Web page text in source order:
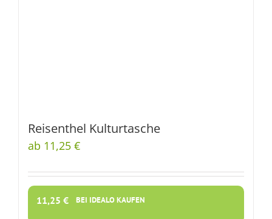
Reisenthel Kulturtasche
ab 11,25 €
11,25 € BEI IDEALO KAUFEN